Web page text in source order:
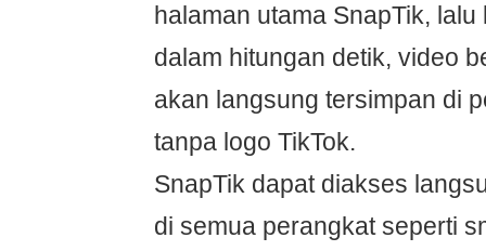
halaman utama SnapTik,
dalam hitungan detik, video
akan langsung tersimpan di
tanpa logo TikTok.
SnapTik dapat diakses
di semua perangkat seperti